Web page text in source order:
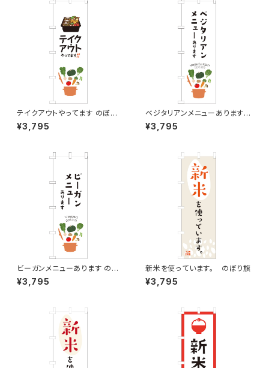
テイクアウトやってます のぼり
旗
¥3,795
ベジタリアンメニューあります
のぼり旗
¥3,795
ビーガンメニューあります のぼ
り旗
¥3,795
新米を使っています。 のぼり旗
¥3,795